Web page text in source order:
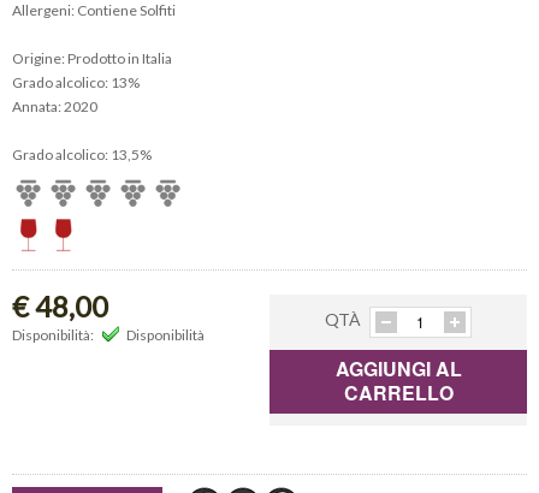
Allergeni: Contiene Solfiti
Origine: Prodotto in Italia
Grado alcolico: 13%
Annata: 2020
Grado alcolico: 13,5%
€ 48,00
Disponibilità: Disponibilità
QTÀ
AGGIUNGI AL
CARRELLO